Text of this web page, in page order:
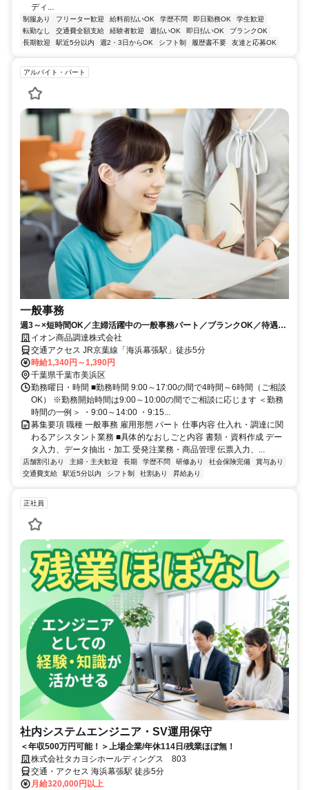
ディ...
制服あり フリーター歓迎 給料前払いOK 学歴不問 即日勤務OK
学生歓迎
転勤なし
交通費全額支給 経験者歓迎 週払いOK 即日払いOK
ブランクOK
長期歓迎
駅近5分以内 週2・3日からOK シフト制 履歴書不要 友達と応募OK
アルバイト・パート
一般事務
週3～×短時間OK／主婦活躍中の一般事務パート／ブランクOK／待遇◎
／イオン本社ビル21階でのお仕事
イオン商品調達株式会社
交通アクセス JR京葉線「海浜幕張駅」徒歩5分
時給1,340円～1,390円
千葉県千葉市美浜区
勤務曜日・時間 ■勤務時間 9:00～17:00の間で4時間～6時間（ご相談
OK） ※勤務開始時間は9:00～10:00の間でご相談に応じます ＜勤務
時間の一例＞ ・9:00～14:00 ・9:15...
募集要項 職種 一般事務 雇用形態 パート 仕事内容 仕入れ・調達に関
わるアシスタント業務 ■具体的なおしごと内容 書類・資料作成 デー
タ入力、データ抽出・加工 受発注業務・商品管理 伝票入力、...
店舗割引あり 主婦・主夫歓迎 長期 学歴不問 研修あり 社会保険完備
賞与あり
交通費支給
駅近5分以内 シフト制 社割あり 昇給あり
正社員
社内システムエンジニア・SV運用保守
＜年収500万円可能！＞上場企業/年休114日/残業ほぼ無！
株式会社タカヨシホールディングス 803
交通・アクセス 海浜幕張駅 徒歩5分
月給320,000円以上